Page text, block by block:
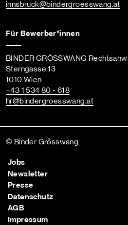
innsbruck@bindergroesswang.at
Für Bewerber*innen
BINDER GRÖSSWANG
Sterngasse 13
1010 Wien
+43 1 534 80 - 618
hr@bindergroesswang.at
© Binder Grösswang
Jobs
Newsletter
Presse
Datenschutz
AGB
Impressum